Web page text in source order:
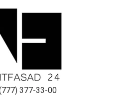
377-33-00